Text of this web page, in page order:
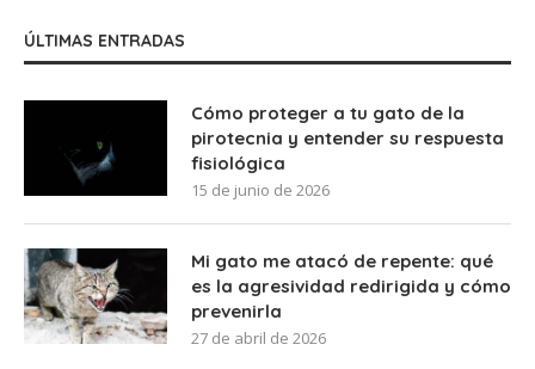
ÚLTIMAS ENTRADAS
Cómo proteger a tu gato de la
pirotecnia y entender su respuesta
fisiológica
15 de junio de 2026
Mi gato me atacó de repente: qué
es la agresividad redirigida y cómo
prevenirla
27 de abril de 2026